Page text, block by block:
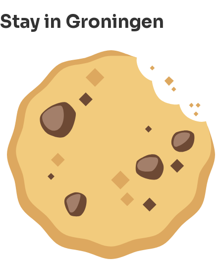
Stay in Groningen